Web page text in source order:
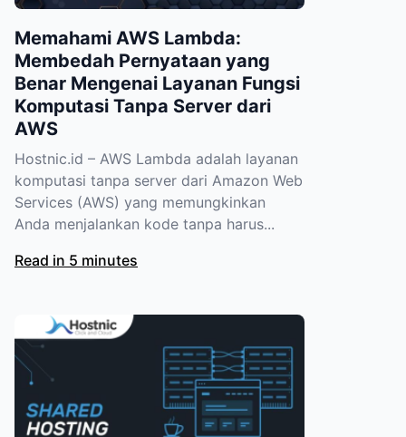
Memahami AWS Lambda:
Membedah Pernyataan yang
Benar Mengenai Layanan Fungsi
Komputasi Tanpa Server dari
AWS
Hostnic.id – AWS Lambda adalah layanan
komputasi tanpa server dari Amazon Web
Services (AWS) yang memungkinkan
Anda menjalankan kode tanpa harus...
Read in 5 minutes